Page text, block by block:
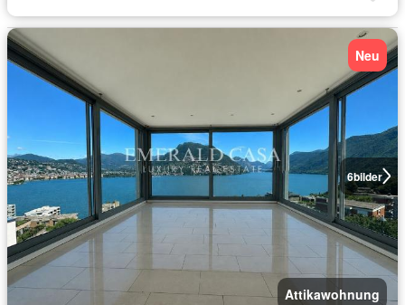
6bilder
Neu
Attikawohnung